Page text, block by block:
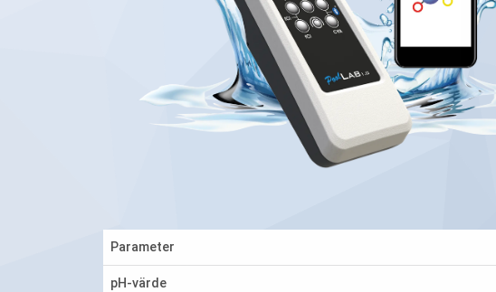
Parameter
pH-värde